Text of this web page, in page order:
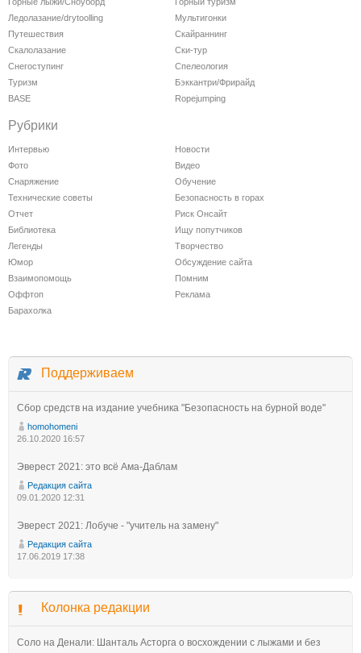
Ледолазание/drytoolling
Мультигонки
Путешествия
Скайраннинг
Скалолазание
Ски-тур
Снегоступинг
Спелеология
Туризм
Бэккантри/Фрирайд
BASE
Ropejumping
Рубрики
Интервью
Новости
Фото
Видео
Снаряжение
Обучение
Технические советы
Безопасность в горах
Отчет
Риск Онсайт
Библиотека
Ищу попутчиков
Легенды
Творчество
Юмор
Обсуждение сайта
Взаимопомощь
Помним
Оффтоп
Реклама
Барахолка
Поддерживаем
Сбор средств на издание учебника "Безопасность на бурной воде"
homohomeni
26.10.2020 16:57
Эверест 2021: это всё Ама-Даблам
Редакция сайта
09.01.2020 12:31
Эверест 2021: Лобуче - "учитель на замену"
Редакция сайта
17.06.2019 17:38
Колонка редакции
Соло на Денали: Шанталь Асторга о восхождении с лыжами и без